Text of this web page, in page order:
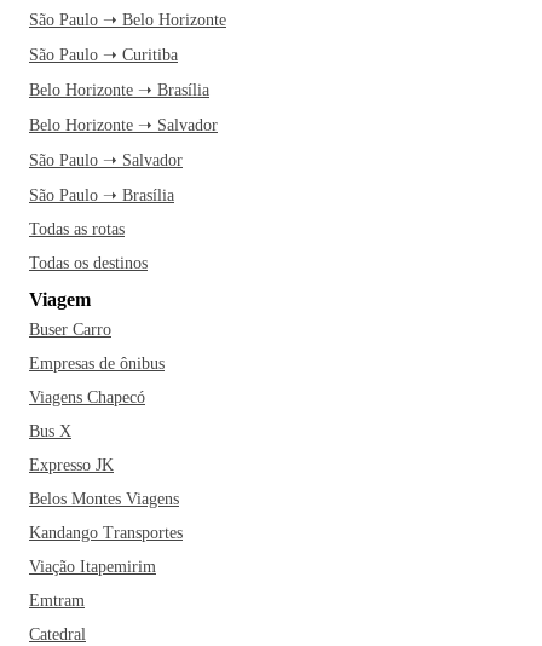
São Paulo ➝ Belo Horizonte
São Paulo ➝ Curitiba
Belo Horizonte ➝ Brasília
Belo Horizonte ➝ Salvador
São Paulo ➝ Salvador
São Paulo ➝ Brasília
Todas as rotas
Todas os destinos
Viagem
Buser Carro
Empresas de ônibus
Viagens Chapecó
Bus X
Expresso JK
Belos Montes Viagens
Kandango Transportes
Viação Itapemirim
Emtram
Catedral